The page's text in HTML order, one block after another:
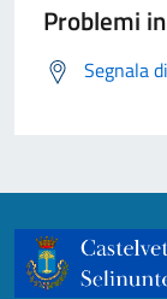
Problemi
Segnala